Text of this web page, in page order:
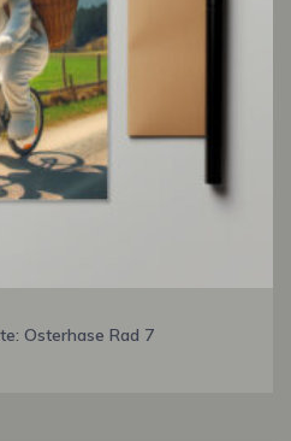
Osterhase Rad 7